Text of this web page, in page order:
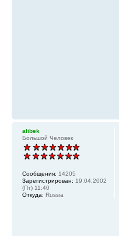
alibek
Большой Человек
Сообщения: 14205
Зарегистрирован: 19.04.2002
(Пт) 11:40
Откуда: Russia